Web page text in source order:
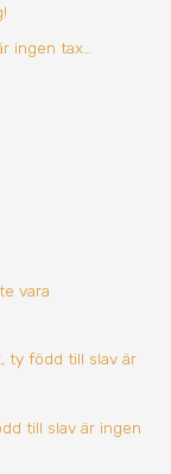
ingen tax…
vara
ty född till slav är
till slav är ingen